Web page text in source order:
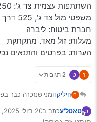
משפטי מול צד ג’, 525 דרך וגרירה, 142 שמשות)
חברת ביטוח: ליברה
מעלות: זול מאד. מתקתקת
הערות: בפרטים והתנאים נכלל ציון
ר ט 2 תגובות
ח חיליקדומני שנזכרה כבר
שם וטלפון:רחלי, 0528775929
ט טאטל'עכתב ב20 ביולי 2025, 21:07
נערך לאחרונה על ידי